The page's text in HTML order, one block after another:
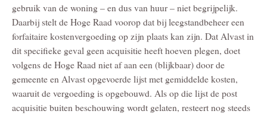
gebruik van de woning – en dus van huur – niet begrijpelijk.
Daarbij stelt de Hoge Raad voorop dat bij leegstandbeheer een
forfaitaire kostenvergoeding op zijn plaats kan zijn. Dat Alvast in
dit specifieke geval geen acquisitie heeft hoeven plegen, doet
volgens de Hoge Raad niet af aan een (blijkbaar) door de
gemeente en Alvast opgevoerde lijst met gemiddelde kosten,
waaruit de vergoeding is opgebouwd. Als op die lijst de post
acquisitie buiten beschouwing wordt gelaten, resteert nog steeds